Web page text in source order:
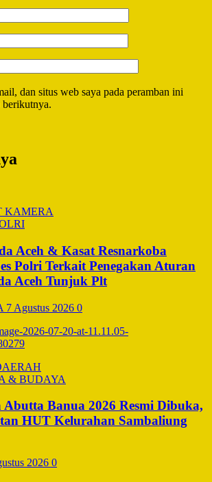
dan situs web saya pada peramban ini
berikutnya.
KAMERA
Aceh & Kasat Resnarkoba
Polri Terkait Penegakan Aturan
Aceh Tunjuk Plt
7 Agustus 2026 0
& BUDAYA
Abutta Banua 2026 Resmi Dibuka,
HUT Kelurahan Sambaliung
2026 0